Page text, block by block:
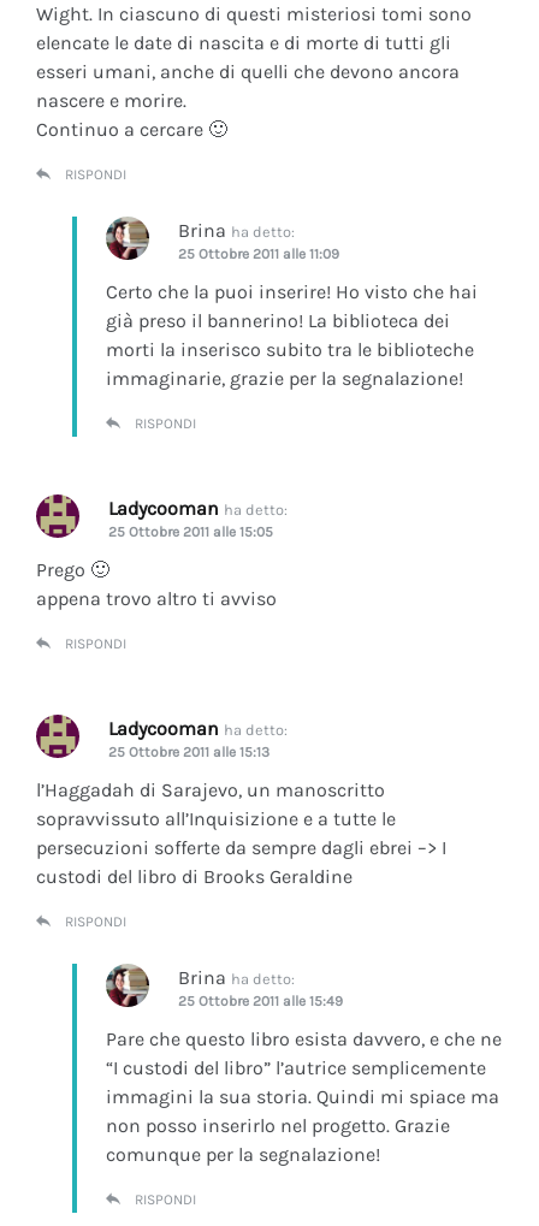
Wight. In ciascuno di questi misteriosi tomi sono
elencate le date di nascita e di morte di tutti gli
esseri umani, anche di quelli che devono ancora
nascere e morire.
Continuo a cercare 🙂
RISPONDI
Brina ha detto:
25 Ottobre 2011 alle 11:09
Certo che la puoi inserire! Ho visto che hai
già preso il bannerino! La biblioteca dei
morti la inserisco subito tra le biblioteche
immaginarie, grazie per la segnalazione!
RISPONDI
Ladycooman ha detto:
25 Ottobre 2011 alle 15:05
Prego 🙂
appena trovo altro ti avviso
RISPONDI
Ladycooman ha detto:
25 Ottobre 2011 alle 15:13
l’Haggadah di Sarajevo, un manoscritto
sopravvissuto all’Inquisizione e a tutte le
persecuzioni sofferte da sempre dagli ebrei –> I
custodi del libro di Brooks Geraldine
RISPONDI
Brina ha detto:
25 Ottobre 2011 alle 15:49
Pare che questo libro esista davvero, e che ne
“I custodi del libro” l’autrice semplicemente
immagini la sua storia. Quindi mi spiace ma
non posso inserirlo nel progetto. Grazie
comunque per la segnalazione!
RISPONDI